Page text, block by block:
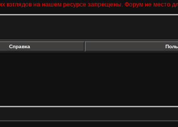
взглядов на нашем ресурсе запрещены. Форум не место
Справка